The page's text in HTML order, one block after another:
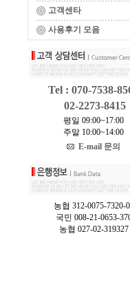
고객센타
사용후기 모음
Tel : 070-7538-
02-2273-8415
평일 09:00~17:00
주말 10:00~14:00
E-mail 문의
농협 312-0075-7320-
국민 008-21-0653-
농협 027-02-319327